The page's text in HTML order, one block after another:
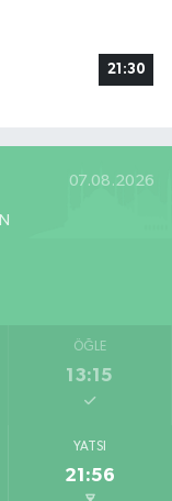
21:30
07.08.2026
ÖĞLE
13:15
YATSI
21:56